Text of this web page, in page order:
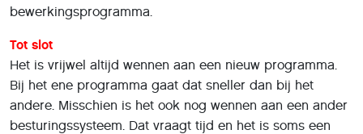
bewerkingsprogramma.
Tot slot
Het is vrijwel altijd wennen aan een nieuw programma.
Bij het ene programma gaat dat sneller dan bij het
andere. Misschien is het ook nog wennen aan een ander
besturingssysteem. Dat vraagt tijd en het is soms een